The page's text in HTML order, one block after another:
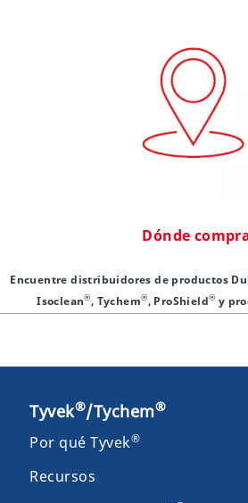
Dónde
Encuentre distribuidores de productos
Isoclean®, Tychem®, ProShield® y
Tyvek®/Tychem®
Por qué Tyvek®
Recursos